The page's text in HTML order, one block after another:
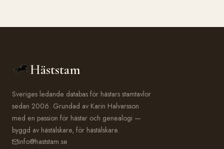
Häststam
Sveriges ledande databas för hästars stamtavlor
sedan 2006. Grundad av Karin Halvarsson
med en passion för hästar och genealogi —
byggd av hästälskare, för hästälskare.
info@haststam.se